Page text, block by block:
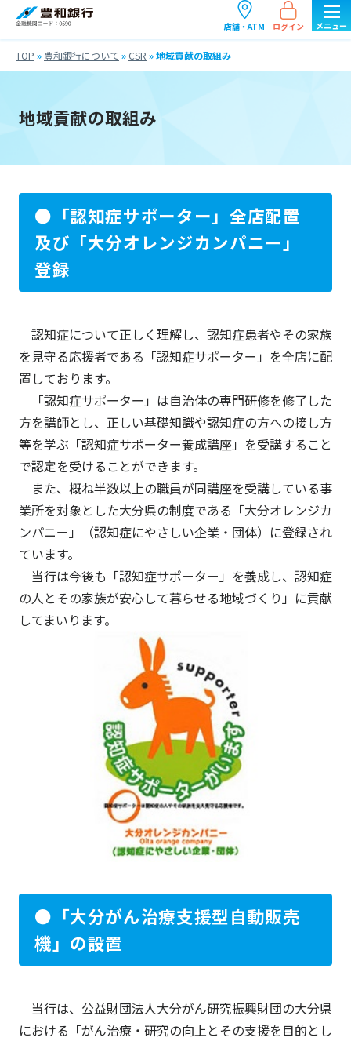
店舗・ATM ログイン
TOP » 豊和銀行について » CSR »地域貢献の取組み
地域貢献の取組み
●「認知症サポーター」全店配置
及び「大分オレンジカンパニー」
登録
認知症について正しく理解し、認知症患者やその家族
を見守る応援者である「認知症サポーター」を全店に配
置しております。
「認知症サポーター」は自治体の専門研修を修了した
方を講師とし、正しい基礎知識や認知症の方への接し方
等を学ぶ「認知症サポーター養成講座」を受講すること
で認定を受けることができます。
また、概ね半数以上の職員が同講座を受講している事
業所を対象とした大分県の制度である「大分オレンジカ
ンパニー」（認知症にやさしい企業・団体）に登録され
ています。
当行は今後も「認知症サポーター」を養成し、認知症
の人とその家族が安心して暮らせる地域づくり」に貢献
してまいります。
●「大分がん治療支援型自動販売
機」の設置
当行は、公益財団法人大分がん研究振興財団の大分県
における「がん治療・研究の向上とその支援を目的とし